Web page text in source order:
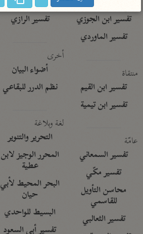
تفسير ابن الجوزي
تفسير الماوردي
منتقاة
تفسير ابن القيم
تفسير ابن تيمية
عامّة
تفسير السمعاني
تفسير مكّي
محاسن التأويل
للقاسمي
تفسير الثعالبي
تفسير الرازي
أخرى
أضواء البيان
نظم الدرر للبقاعي
لغة وبلاغة
التحرير والتنوير
المحرر الوجيز لابن
عطية
البحر المحيط لأبي
حيان
البسيط للواحدي
تفسير أبي السعود